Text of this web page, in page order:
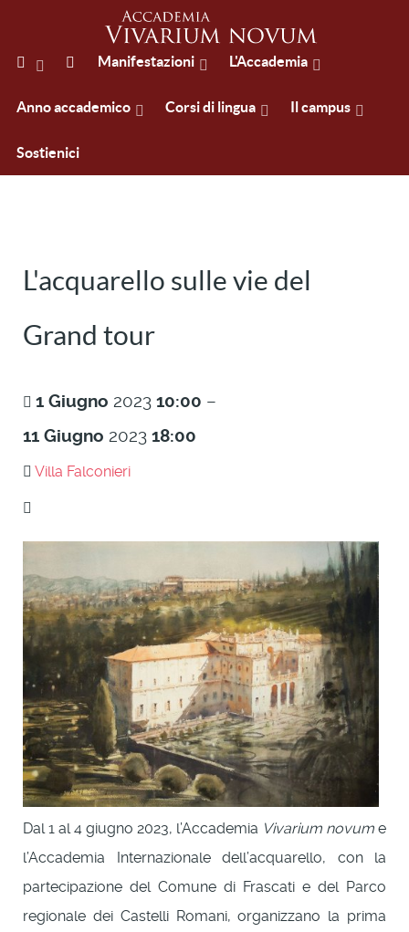
Manifestazioni L'Accademia
Anno accademico Corsi di lingua Il campus
Sostienici
L'acquarello sulle vie del
Grand tour
1 Giugno 2023 10:00 –
11 Giugno 2023 18:00
Villa Falconieri
Dal 1 al 4 giugno 2023, l’Accademia Vivarium novum e
l’Accademia Internazionale dell’acquarello, con la
partecipazione del Comune di Frascati e del Parco
regionale dei Castelli Romani, organizzano la prima